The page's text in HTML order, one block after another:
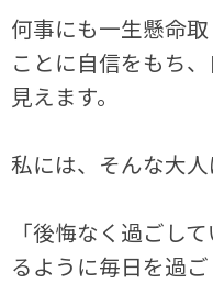
何事にも一生懸命
ことに自信をもち
見えます。
私には、そんな大人
「後悔なく過ごし
るように毎日を過ご